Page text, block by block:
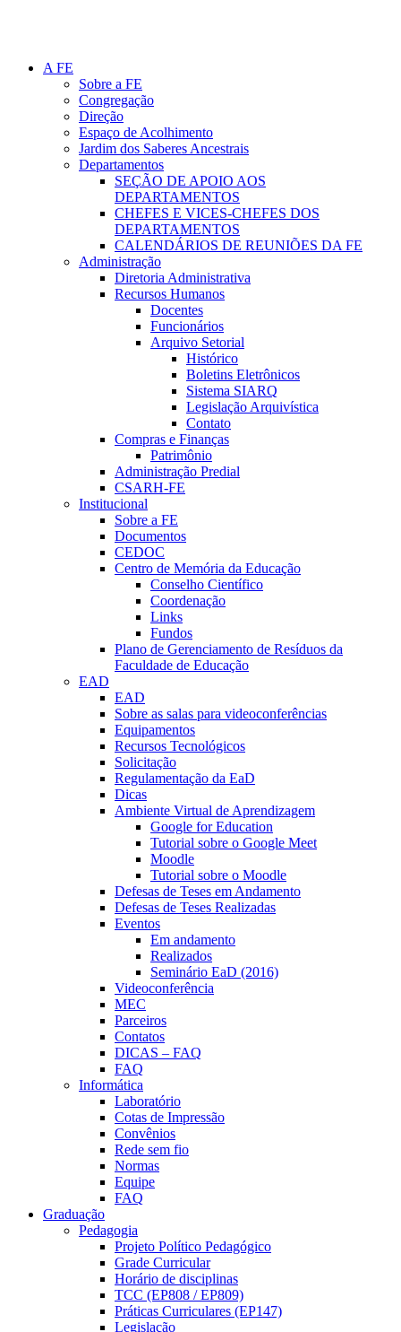
A FE
Sobre a FE
Congregação
Direção
Espaço de Acolhimento
Jardim dos Saberes Ancestrais
Departamentos
SEÇÃO DE APOIO AOS
DEPARTAMENTOS
CHEFES E VICES-CHEFES DOS
DEPARTAMENTOS
CALENDÁRIOS DE REUNIÕES DA FE
Administração
Diretoria Administrativa
Recursos Humanos
Docentes
Funcionários
Arquivo Setorial
Histórico
Boletins Eletrônicos
Sistema SIARQ
Legislação Arquivística
Contato
Compras e Finanças
Patrimônio
Administração Predial
CSARH-FE
Institucional
Sobre a FE
Documentos
CEDOC
Centro de Memória da Educação
Conselho Científico
Coordenação
Links
Fundos
Plano de Gerenciamento de Resíduos da
Faculdade de Educação
EAD
EAD
Sobre as salas para videoconferências
Equipamentos
Recursos Tecnológicos
Solicitação
Regulamentação da EaD
Dicas
Ambiente Virtual de Aprendizagem
Google for Education
Tutorial sobre o Google Meet
Moodle
Tutorial sobre o Moodle
Defesas de Teses em Andamento
Defesas de Teses Realizadas
Eventos
Em andamento
Realizados
Seminário EaD (2016)
Videoconferência
MEC
Parceiros
Contatos
DICAS – FAQ
FAQ
Informática
Laboratório
Cotas de Impressão
Convênios
Rede sem fio
Normas
Equipe
FAQ
Graduação
Pedagogia
Projeto Político Pedagógico
Grade Curricular
Horário de disciplinas
TCC (EP808 / EP809)
Práticas Curriculares (EP147)
Legislação